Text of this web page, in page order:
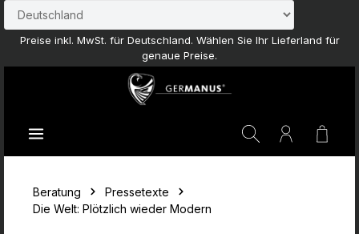
Zum Hauptinhalt springen
Preise inkl. MwSt. für Deutschland. Wählen Sie Ihr Lieferland für
genaue Preise.
Beratung
Pressetexte
Die Welt: Plötzlich wieder Modern